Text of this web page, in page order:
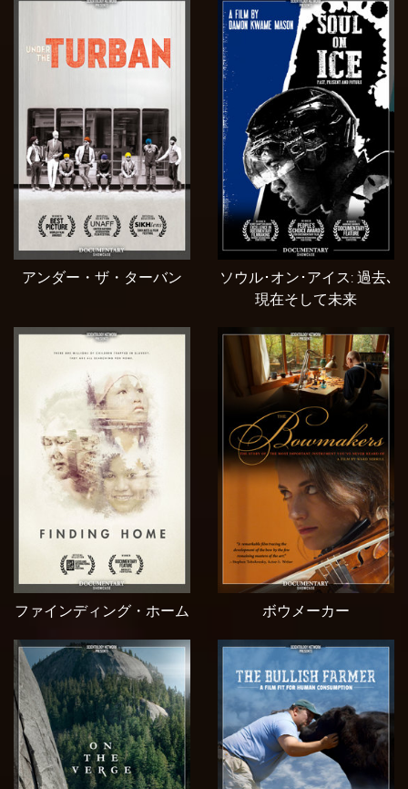
アンダー・ザ・ターバン
ソウル･オン･アイス: 過去､
現在そして未来
ファインディング・ホーム ボウメーカー